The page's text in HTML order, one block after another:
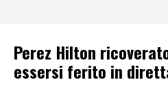
Perez Hilton
essersi ferito in